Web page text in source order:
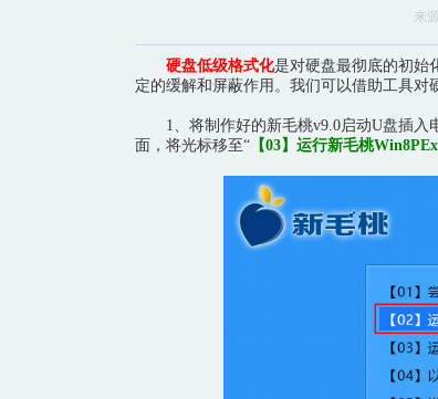
来
硬盘低级格式化是对硬盘最彻底的初始
定的缓解和屏蔽作用。我们可以借助工具对
1、将制作好的新毛桃v9.0启动U盘插入
面，将光标移至“ 【03】运行新毛桃